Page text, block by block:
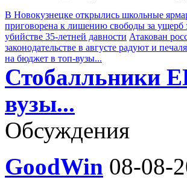
В Новокузнецке открылись школьные
приговорена к лишению свободы за ущерб
убийстве 35-летней давности Атакован
законодательстве в августе радуют и
на бюджет в топ-вузы...
Стобалльники
вузы...
Обсуждения
GoodWin 08-08-